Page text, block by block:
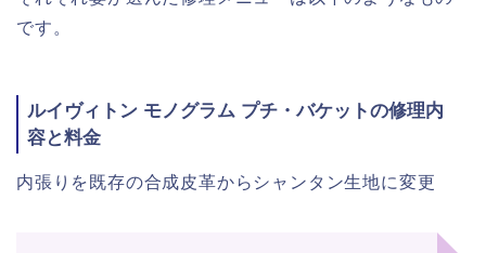
です。
ルイヴィトン モノグラム プチ・バケットの修理内
容と料金
内張りを既存の合成皮革からシャンタン生地に変更